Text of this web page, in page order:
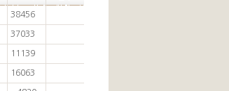
38456
37033
11139
16063